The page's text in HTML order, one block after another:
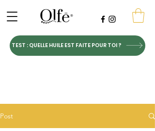
TEST : QUELLE HUILE EST FAITE POUR TOI ?
Post